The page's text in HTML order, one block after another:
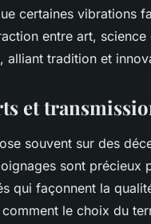
certaines vibrations
entre art,
alliant tradition et
et
souvent sur des
sont précieux
qui façonnent la
le choix du